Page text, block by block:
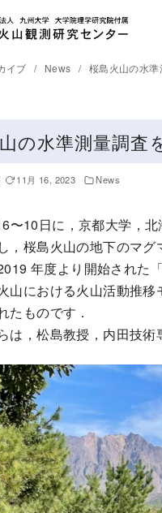
イブ News 桜島火山の水
の水準測量調査
11月 16, 2023 News
〜10日に，京都大学，
，桜島火山の地下のマ
年度より開始された
山における火山活動推
たものです．
は，松島教授，内田技